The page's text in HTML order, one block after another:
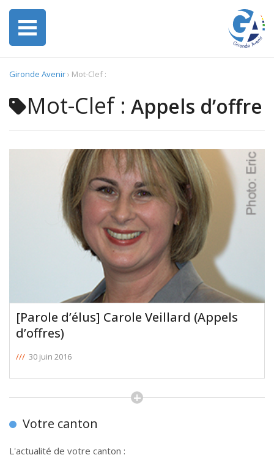
Gironde Avenir› Mot-Clef :
Mot-Clef : Appels d’offre
[Parole d’élus] Carole Veillard (Appels
d’offres)
/// 30 juin 2016
Votre canton
L'actualité de votre canton :